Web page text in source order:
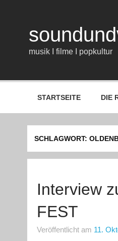
musik I filme I popkultur
STARTSEITE DIE
SCHLAGWORT:
Interview
FEST
Veröffentlicht am 11.